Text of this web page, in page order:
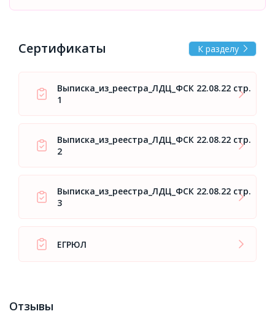
Сертификаты К разделу
Выписка_из_реестра_ЛДЦ_ФСК 22.08.22 стр.
1
Выписка_из_реестра_ЛДЦ_ФСК 22.08.22 стр.
2
Выписка_из_реестра_ЛДЦ_ФСК 22.08.22 стр.
3
ЕГРЮЛ
Отзывы